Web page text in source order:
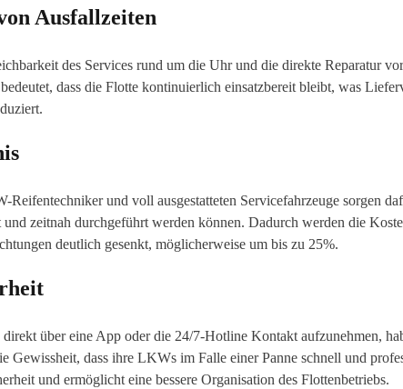
Ausfallzeiten
des Services rund um die Uhr und die direkte Reparatur
dass die Flotte kontinuierlich einsatzbereit bleibt, was
Reifentechniker und voll ausgestatteten Servicefahrzeuge sorgen
zeitnah durchgeführt werden können. Dadurch werden die
deutlich gesenkt, möglicherweise um bis zu 25%.
über eine App oder die 24/7-Hotline Kontakt aufzunehmen,
Gewissheit, dass ihre LKWs im Falle einer Panne schnell und
und ermöglicht eine bessere Organisation des Flottenbetriebs.